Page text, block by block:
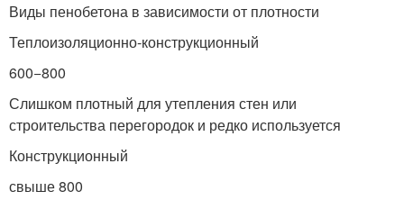
Виды пенобетона в зависимости от плотности
Теплоизоляционно-конструкционный
600−800
Слишком плотный для утепления стен или
строительства перегородок и редко используется
Конструкционный
свыше 800